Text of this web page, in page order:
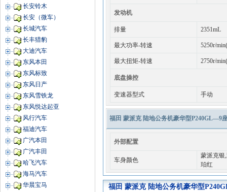
发动机
排量 2351mL
最大功率-转速 5250r/
最大扭矩-转速 2750r/
底盘操控
变速器型式 手动
福田 蒙派克 陆地公务机豪华型P240GL—9
外部配置
车身颜色
蒙派克银
珀红
福田 蒙派克 陆地公务机豪华型
长安铃木
长安（微车）
长城汽车
长丰猎豹
大迪汽车
东风本田
东风标致
东风日产
东风雪铁龙
东风悦达起亚
风行汽车
福迪汽车
广汽本田
广汽丰田
哈飞汽车
海马汽车
华晨宝马